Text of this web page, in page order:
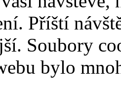
Příští
Soubory
bylo